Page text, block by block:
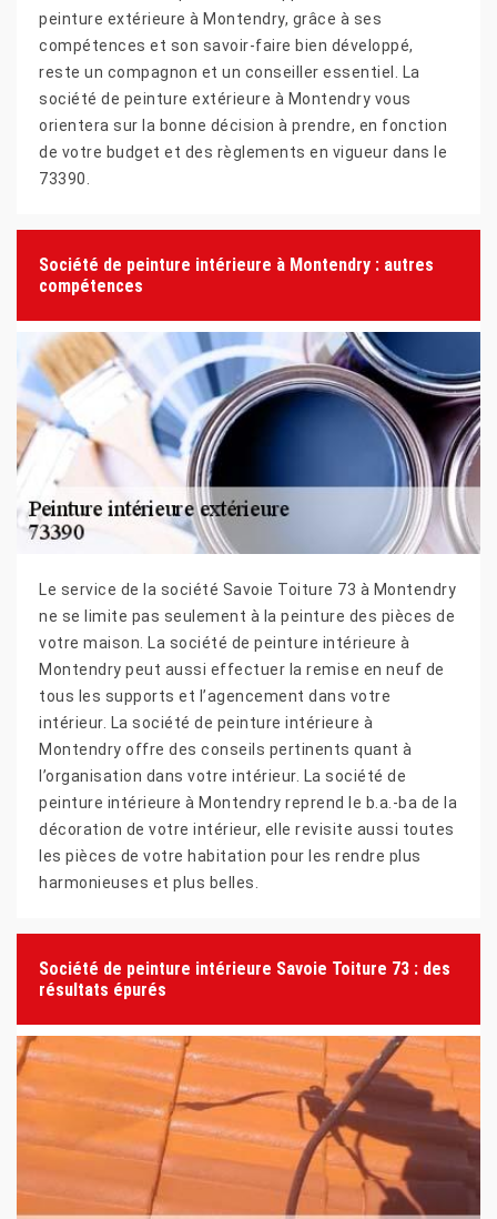
peinture extérieure à Montendry, grâce à ses
compétences et son savoir-faire bien développé,
reste un compagnon et un conseiller essentiel. La
société de peinture extérieure à Montendry vous
orientera sur la bonne décision à prendre, en fonction
de votre budget et des règlements en vigueur dans le
73390.
Société de peinture intérieure à Montendry : autres
compétences
Le service de la société Savoie Toiture 73 à Montendry
ne se limite pas seulement à la peinture des pièces de
votre maison. La société de peinture intérieure à
Montendry peut aussi effectuer la remise en neuf de
tous les supports et l’agencement dans votre
intérieur. La société de peinture intérieure à
Montendry offre des conseils pertinents quant à
l’organisation dans votre intérieur. La société de
peinture intérieure à Montendry reprend le b.a.-ba de la
décoration de votre intérieur, elle revisite aussi toutes
les pièces de votre habitation pour les rendre plus
harmonieuses et plus belles.
Société de peinture intérieure Savoie Toiture 73 : des
résultats épurés